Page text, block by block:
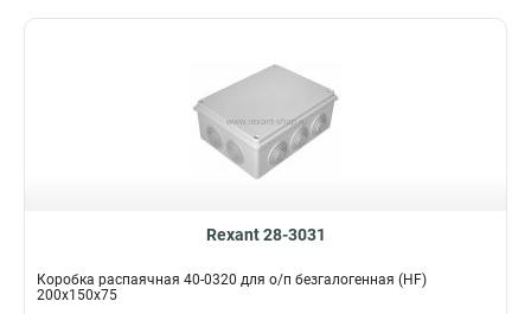
Rexant 28-3031
Коробка распаячная 40-0320 для о/п безгалогенная (HF)
200х150х75